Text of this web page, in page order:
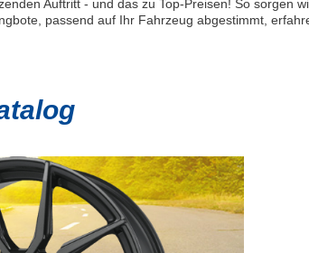
Auftritt - und das zu Top-Preisen! So sorgen
passend auf Ihr Fahrzeug abgestimmt,